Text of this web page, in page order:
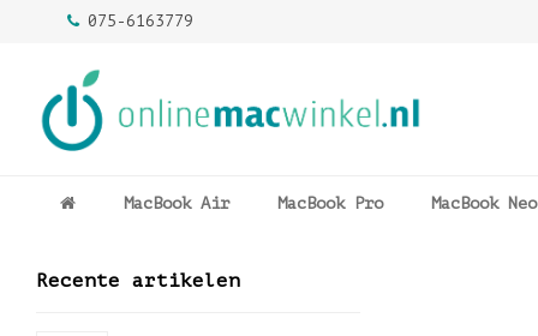
075-6163779
MacBook Air MacBook Pro MacBook Neo
Recente artikelen